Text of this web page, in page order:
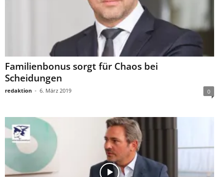
Familienbonus sorgt für Chaos bei
Scheidungen
redaktion - 6. März 2019 0